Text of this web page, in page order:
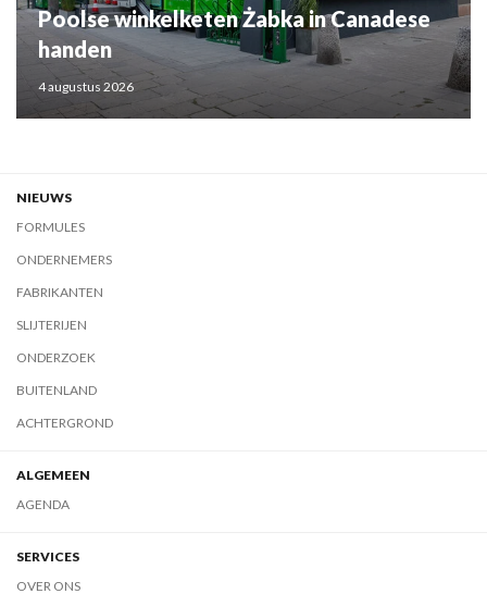
Poolse winkelketen Żabka in Canadese
handen
4 augustus 2026
NIEUWS
FORMULES
ONDERNEMERS
FABRIKANTEN
SLIJTERIJEN
ONDERZOEK
BUITENLAND
ACHTERGROND
ALGEMEEN
AGENDA
SERVICES
OVER ONS